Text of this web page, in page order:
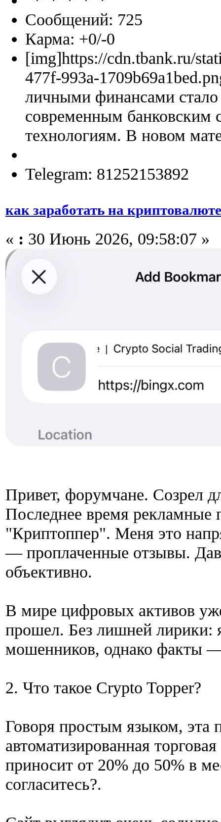
Сообщений: 725
Карма: +0/-0
[img]https://cdn.tbank.ru/
477f-993a-
личными финансами
современным банковским
технологиям. В новом
Telegram: 81252153892
как заработать на
« : 30 Июнь 2026, 09:58:07 »
Привет, форумчане. Созрел
Последнее время рекламные
"Криптоппер". Меня это
— проплаченные отзывы.
объективно.
В мире цифровых активов
прошел. Без лишней лирики:
мошенников, однако факты
2. Что такое Crypto Topper?
Говоря простым языком, эта
автоматизированная
приносит от 20% до 50% в
согласитесь?.